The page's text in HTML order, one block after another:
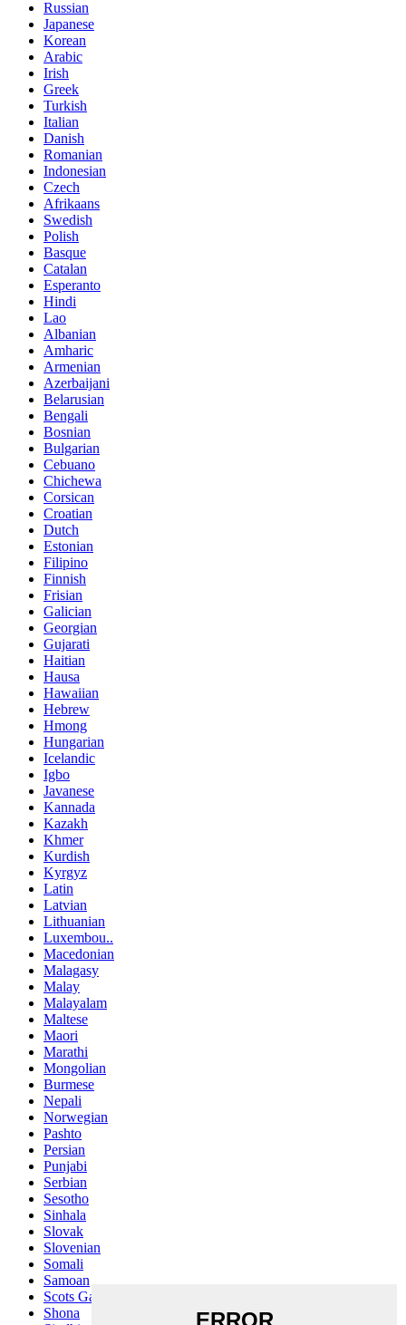
Russian
Japanese
Korean
Arabic
Irish
Greek
Turkish
Italian
Danish
Romanian
Indonesian
Czech
Afrikaans
Swedish
Polish
Basque
Catalan
Esperanto
Hindi
Lao
Albanian
Amharic
Armenian
Azerbaijani
Belarusian
Bengali
Bosnian
Bulgarian
Cebuano
Chichewa
Corsican
Croatian
Dutch
Estonian
Filipino
Finnish
Frisian
Galician
Georgian
Gujarati
Haitian
Hausa
Hawaiian
Hebrew
Hmong
Hungarian
Icelandic
Igbo
Javanese
Kannada
Kazakh
Khmer
Kurdish
Kyrgyz
Latin
Latvian
Lithuanian
Luxembou..
Macedonian
Malagasy
Malay
Malayalam
Maltese
Maori
Marathi
Mongolian
Burmese
Nepali
Norwegian
Pashto
Persian
Punjabi
Serbian
Sesotho
Sinhala
Slovak
Slovenian
Somali
Samoan
Scots Gaelic
Shona